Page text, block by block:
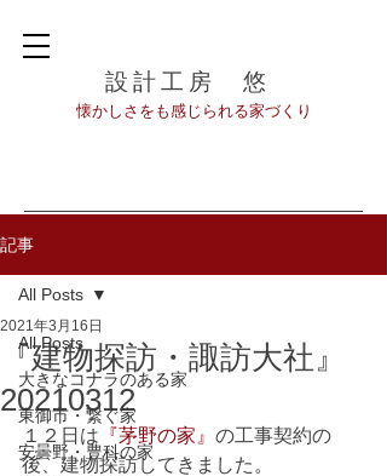
設計工房 悠
​懐かしさをも感じられる家づくり
記事
All Posts
大きなコナラのある家
東御市・繋ぐ家
安曇野・豊科の家
All Posts
『建物探訪・諏訪大社』
20210312
2021年3月16日
１２日は 『茅野の家』 の工事契約の
後、建物探訪してきました。